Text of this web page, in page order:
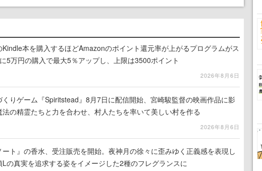
Kindle本を購入するほどAmazonのポイント還元率が上がるプログラムがス
5万円の購入で最大5％アップし、上限は3500ポイント
2026年8月6日
くりゲーム『Spiritstead』8月7日に配信開始、宮崎駿監督の映画作品に影
の精霊たちと力を合わせ、村人たちを率いて美しい村を作る
2026年8月6日
ート』の香水、受注販売を開始。夜神月の徐々に歪みゆく正義感を表現し
Lの真実を追求する姿をイメージした2種のフレグランスに